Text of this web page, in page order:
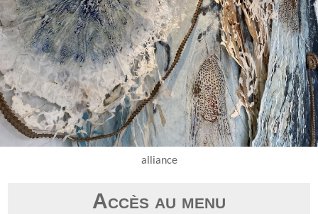
alliance
Accès au menu